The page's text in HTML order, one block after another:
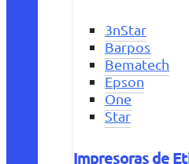
3nStar
Barpos
Bematech
Epson
One
Star
Impresoras de